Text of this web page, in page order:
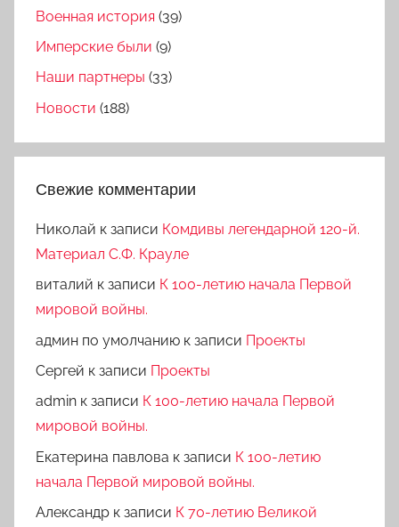
Военная история (39)
Имперские были (9)
Наши партнеры (33)
Новости (188)
Свежие комментарии
Николай к записи Комдивы легендарной 120-й.
Материал С.Ф. Крауле
виталий к записи К 100-летию начала Первой
мировой войны.
админ по умолчанию к записи Проекты
Сергей к записи Проекты
admin к записи К 100-летию начала Первой
мировой войны.
Екатерина павлова к записи К 100-летию
начала Первой мировой войны.
Александр к записи К 70-летию Великой